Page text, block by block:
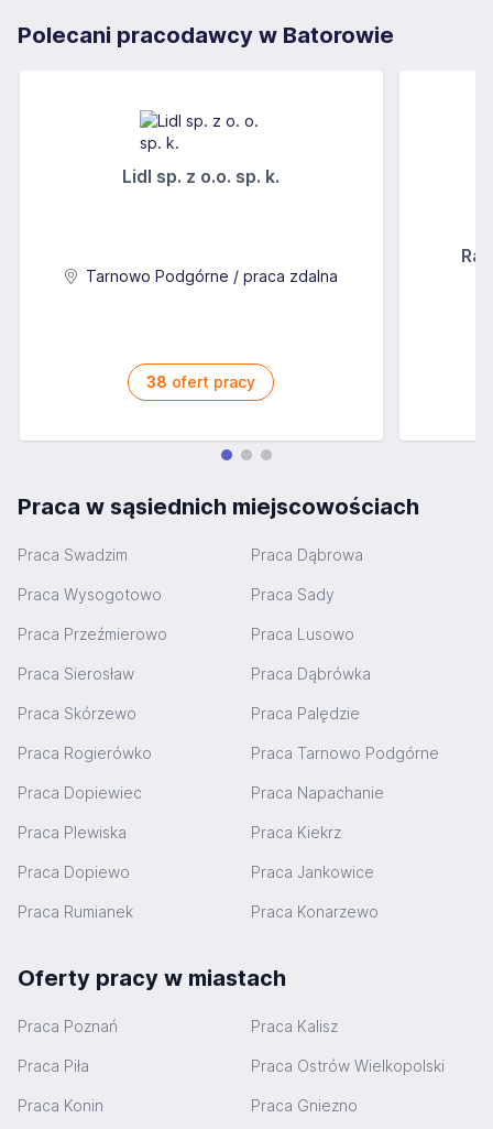
Polecani pracodawcy w Batorowie
Lidl sp. z o.o. sp. k.
Tarnowo Podgórne / praca zdalna
38 ofert pracy
Praca w sąsiednich miejscowościach
Praca Swadzim Praca Dąbrowa
Praca Wysogotowo Praca Sady
Praca Przeźmierowo Praca Lusowo
Praca Sierosław Praca Dąbrówka
Praca Skórzewo Praca Palędzie
Praca Rogierówko Praca Tarnowo Podgórne
Praca Dopiewiec Praca Napachanie
Praca Plewiska Praca Kiekrz
Praca Dopiewo Praca Jankowice
Praca Rumianek Praca Konarzewo
Oferty pracy w miastach
Praca Poznań Praca Kalisz
Praca Piła Praca Ostrów Wielkopolski
Praca Konin Praca Gniezno